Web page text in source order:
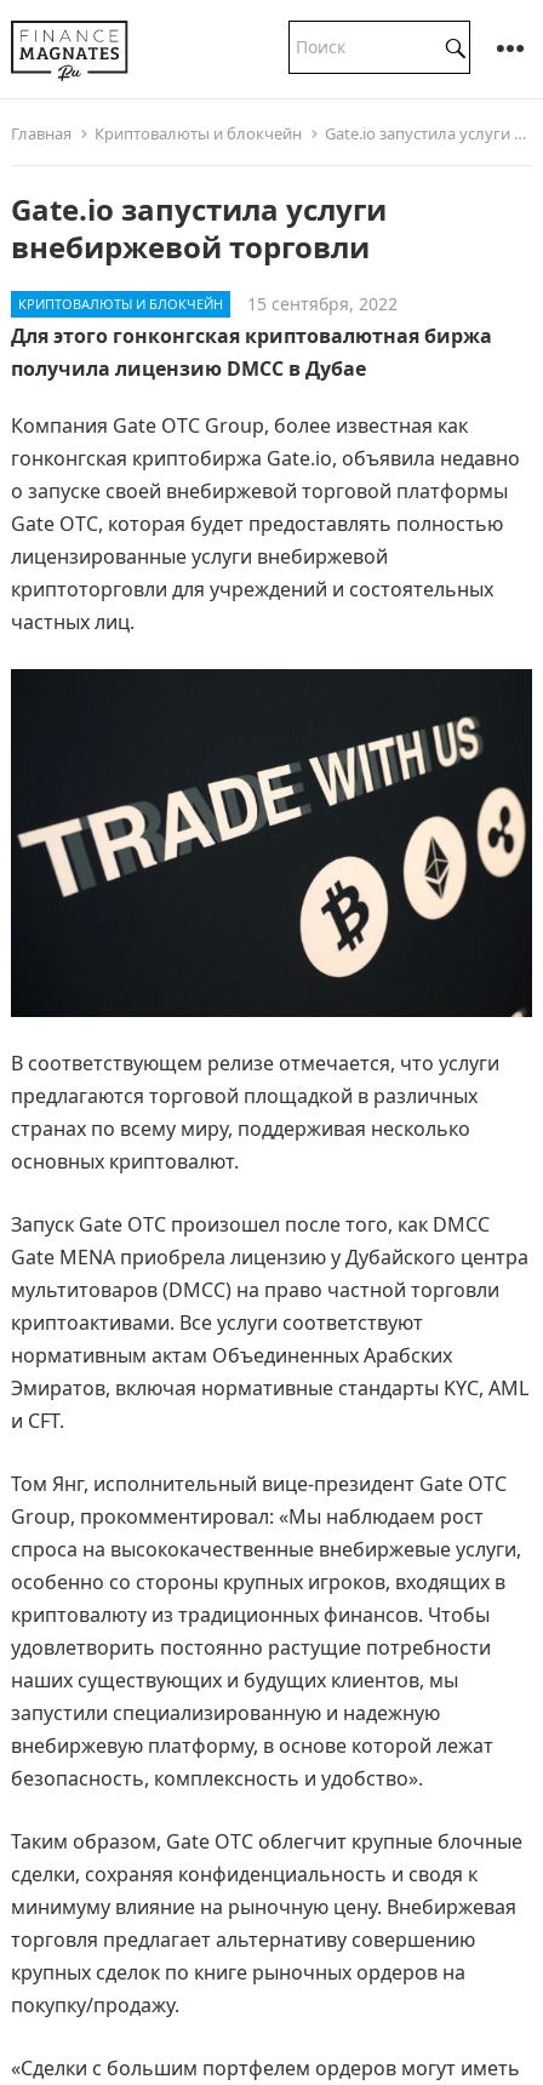
Главная Криптовалюты и блокчейн Gate.io запустила услуги внебиржевой торговли
Gate.io запустила услуги
внебиржевой торговли
КРИПТОВАЛЮТЫ И БЛОКЧЕЙН 15 сентября, 2022
Для этого гонконгская криптовалютная биржа
получила лицензию DMCC в Дубае
Компания Gate OTC Group, более известная как
гонконгская криптобиржа Gate.io, объявила недавно
о запуске своей внебиржевой торговой платформы
Gate OTC, которая будет предоставлять полностью
лицензированные услуги внебиржевой
криптоторговли для учреждений и состоятельных
частных лиц.
В соответствующем релизе отмечается, что услуги
предлагаются торговой площадкой в различных
странах по всему миру, поддерживая несколько
основных криптовалют.
Запуск Gate OTC произошел после того, как DMCC
Gate MENA приобрела лицензию у Дубайского центра
мультитоваров (DMCC) на право частной торговли
криптоактивами. Все услуги соответствуют
нормативным актам Объединенных Арабских
Эмиратов, включая нормативные стандарты KYC, AML
и CFT.
Том Янг, исполнительный вице-президент Gate OTC
Group, прокомментировал: «Мы наблюдаем рост
спроса на высококачественные внебиржевые услуги,
особенно со стороны крупных игроков, входящих в
криптовалюту из традиционных финансов. Чтобы
удовлетворить постоянно растущие потребности
наших существующих и будущих клиентов, мы
запустили специализированную и надежную
внебиржевую платформу, в основе которой лежат
безопасность, комплексность и удобство».
Таким образом, Gate OTC облегчит крупные блочные
сделки, сохраняя конфиденциальность и сводя к
минимуму влияние на рыночную цену. Внебиржевая
торговля предлагает альтернативу совершению
крупных сделок по книге рыночных ордеров на
покупку/продажу.
«Сделки с большим портфелем ордеров могут иметь